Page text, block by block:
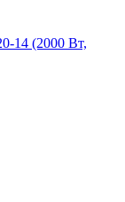
14 (2000 Вт,